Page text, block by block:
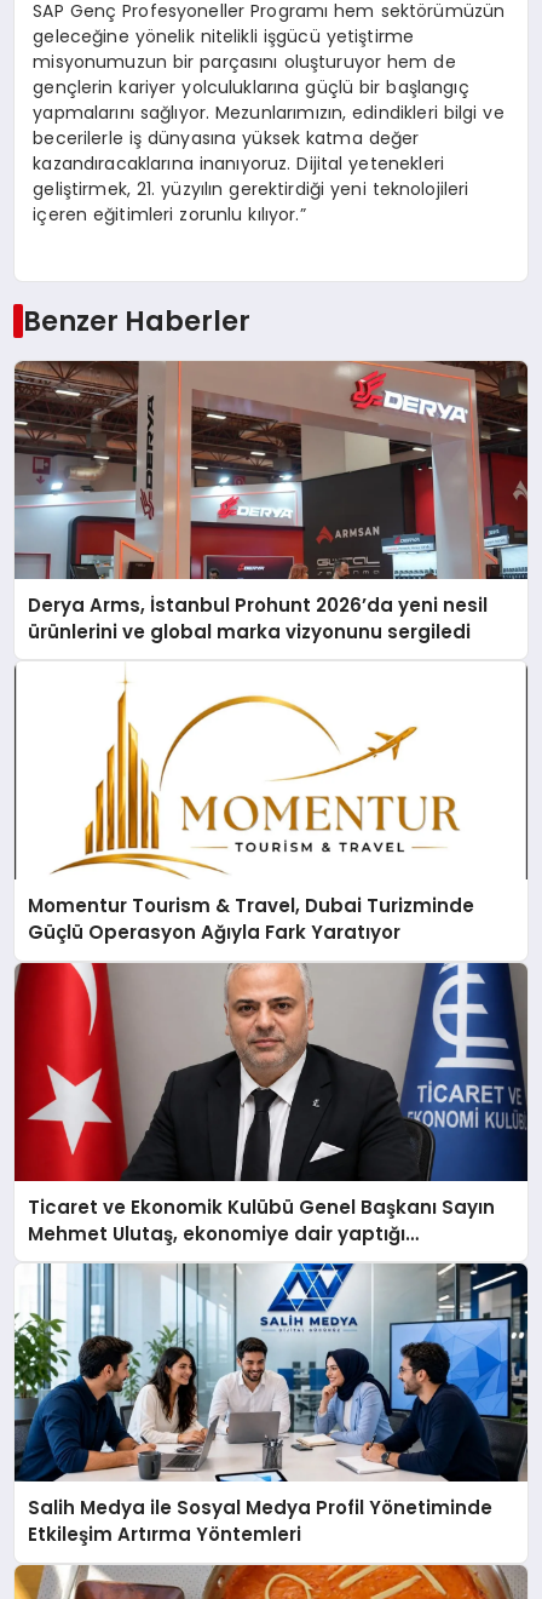
SAP Genç Profesyoneller Programı hem sektörümüzün
geleceğine yönelik nitelikli işgücü yetiştirme
misyonumuzun bir parçasını oluşturuyor hem de
gençlerin kariyer yolculuklarına güçlü bir başlangıç
yapmalarını sağlıyor. Mezunlarımızın, edindikleri bilgi ve
becerilerle iş dünyasına yüksek katma değer
kazandıracaklarına inanıyoruz. Dijital yetenekleri
geliştirmek, 21. yüzyılın gerektirdiği yeni teknolojileri
içeren eğitimleri zorunlu kılıyor.”
Benzer Haberler
Derya Arms, İstanbul Prohunt 2026’da yeni nesil
ürünlerini ve global marka vizyonunu sergiledi
Momentur Tourism & Travel, Dubai Turizminde
Güçlü Operasyon Ağıyla Fark Yaratıyor
Ticaret ve Ekonomik Kulübü Genel Başkanı Sayın
Mehmet Ulutaş, ekonomiye dair yaptığı
açıklamada şunları kaydetti:
Salih Medya ile Sosyal Medya Profil Yönetiminde
Etkileşim Artırma Yöntemleri